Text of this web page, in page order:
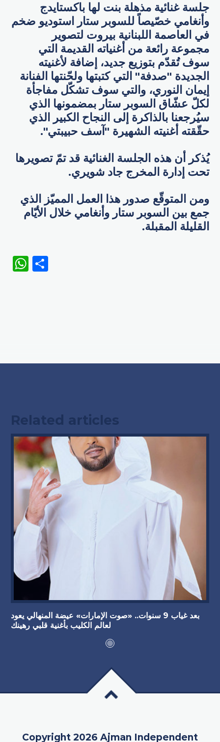
جلسة غنائية مذهلة بنت لها باكستايدج
وأنغامي خصّيصاً للسوبر ستار استوديو ضخم
في العاصمة اللبنانية بيروت لتصوير
مجموعة رائعة من أغنياته القديمة التي
سوف تُقدّم بتوزيع جديد، إضافة لأغنيته
الجديدة "صدفة" التي كتبتها ولحّنتها الفنانة
إيمان النوري، والتي سوف تشكّل مفاجأة
لكلّ عشّاق السوبر ستار بمضمونها الذي
سيُرجعنا بالذاكرة إلى النجاح الكبير الذي
حقّقته أغنيته الشهيرة "آسف حبيبتي".
يُذكر أن هذه الجلسة الغنائية قد تمّ تصويرها
تحت إدارة المخرج جاد شويري.
ومن المتوقّع صدور هذا العمل المميّز الذي
جمع بين السوبر ستار وأنغامي خلال الأيّام
القليلة المقبلة.
WhatsApp
Related articles
بعد غياب 9 سنوات.. «صوت الإمارات» عيضة المنهالي يعود
لعالم الكليب بأغنية قلبي رهينك
Copyright 2026 Ajman Independent